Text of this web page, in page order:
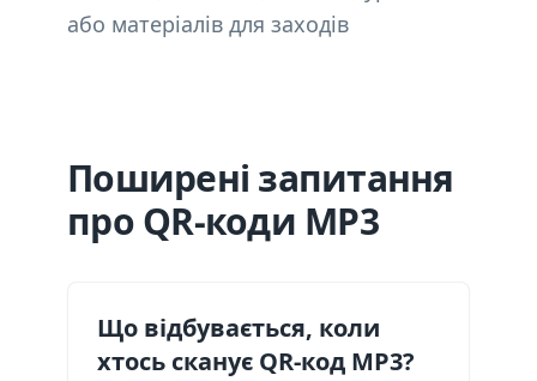
або матеріалів для заходів
Поширені запитання
про QR-коди MP3
Що відбувається, коли
хтось сканує QR-код MP3?